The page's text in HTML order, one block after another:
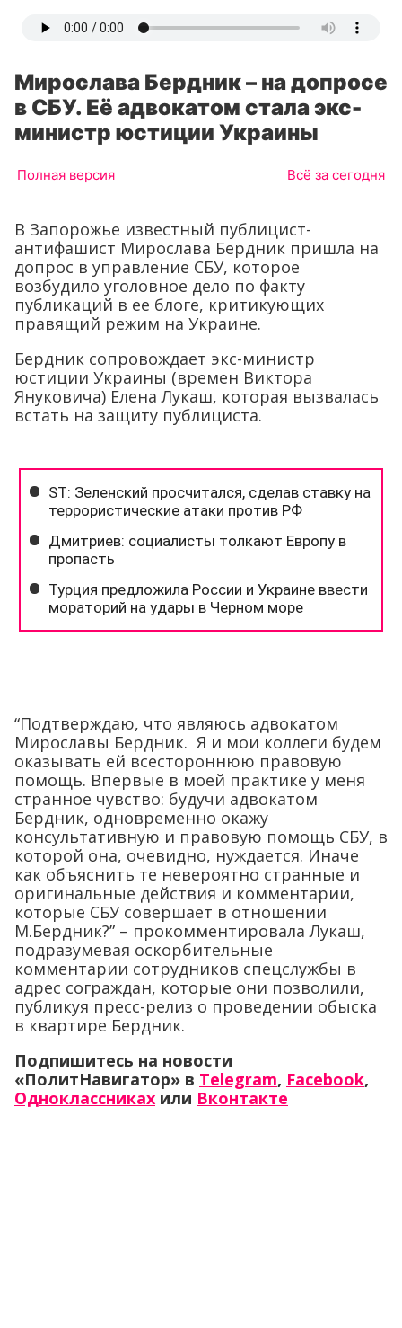
Мирослава Бердник – на допросе
в СБУ. Её адвокатом стала экс-
министр юстиции Украины
Полная версия Всё за сегодня
В Запорожье известный публицист-
антифашист Мирослава Бердник пришла на
допрос в управление СБУ, которое
возбудило уголовное дело по факту
публикаций в ее блоге, критикующих
правящий режим на Украине.
Бердник сопровождает экс-министр
юстиции Украины (времен Виктора
Януковича) Елена Лукаш, которая вызвалась
встать на защиту публициста.
“Подтверждаю, что являюсь адвокатом
Мирославы Бердник. Я и мои коллеги будем
оказывать ей всестороннюю правовую
помощь. Впервые в моей практике у меня
странное чувство: будучи адвокатом
Бердник, одновременно окажу
консультативную и правовую помощь СБУ, в
которой она, очевидно, нуждается. Иначе
как объяснить те невероятно странные и
оригинальные действия и комментарии,
которые СБУ совершает в отношении
М.Бердник?” – прокомментировала Лукаш,
подразумевая оскорбительные
комментарии сотрудников спецслужбы в
адрес сограждан, которые они позволили,
публикуя пресс-релиз о проведении обыска
в квартире Бердник.
Подпишитесь на новости
«ПолитНавигатор» в Telegram, Facebook,
Одноклассниках или Вконтакте